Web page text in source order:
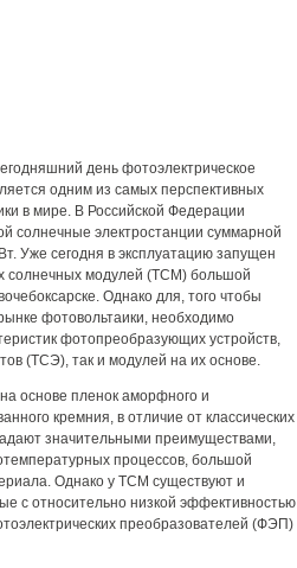
день фотоэлектрическое
одним из самых перспективных
в мире. В Российской Федерации
солнечные электростанции суммарной
Уже сегодня в эксплуатацию запущен
солнечных модулей (ТСМ) большой
Однако для, того чтобы
фотовольтаики, необходимо
фотопреобразующих устройств,
(ТСЭ), так и модулей на их основе.
основе пленок аморфного и
кремния, в отличие от классических
значительными преимуществами,
процессов, большой
Однако у ТСМ существуют и
с относительно низкой эффективностью
преобразователей (ФЭП)